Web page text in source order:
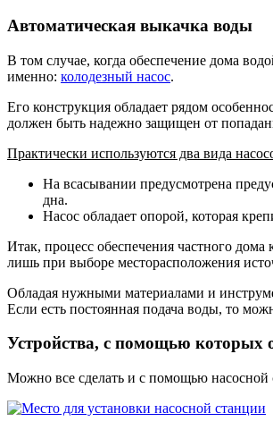
Автоматическая выкачка воды
В том случае, когда обеспечение дома
именно: колодезный насос.
Его конструкция обладает рядом
должен быть надежно защищен от
Практически используются два вида
На всасывании предусмотрена
дна.
Насос обладает опорой, которая
Итак, процесс обеспечения частного
лишь при выборе месторасположения
Обладая нужными материалами и
Если есть постоянная подача воды, то
Устройства, с помощью которых
Можно все сделать и с помощью насосной